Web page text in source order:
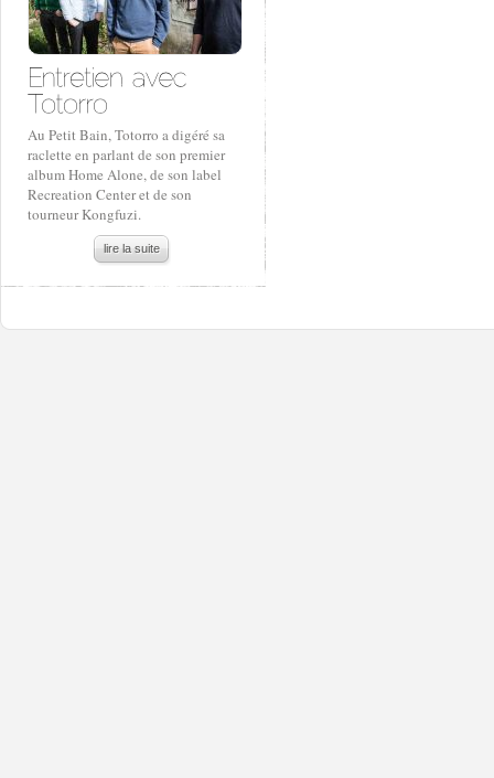
Au Petit Bain, Totorro a digéré sa
raclette en parlant de son premier
album Home Alone, de son label
Recreation Center et de son
tourneur Kongfuzi.
lire la suite